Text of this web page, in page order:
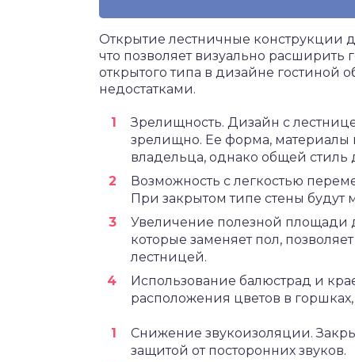
Открытие лестничные конструкции
что позволяет визуально
открытого типа в дизайне гостиной
недостатками.
Зрелищность. Дизайн с
зрелищно. Ее форма, материалы
владельца, однако общей стиль
Возможность с легкостью
При закрытом типе стены
Увеличение полезной площади
которые заменяет пол,
лестницей.
Использование балюстрад и
расположения цветов в
Снижение звукоизоляции.
защитой от посторонних звуков.